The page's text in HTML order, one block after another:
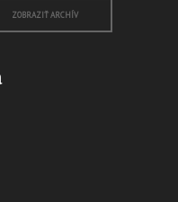
ZOBRAZIŤ ARCHÍV